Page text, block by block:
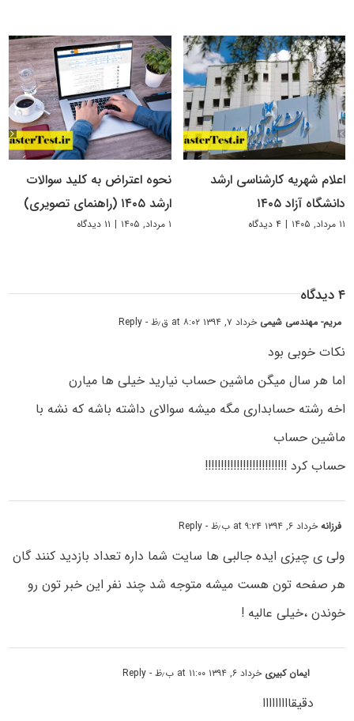
اعلام شهریه کارشناسی ارشد
دانشگاه آزاد ۱۴۰۵
۱۱ مرداد, ۱۴۰۵ | ۴ دیدگاه
نحوه اعتراض به کلید سوالات
ارشد ۱۴۰۵ (راهنمای تصویری)
۱ مرداد, ۱۴۰۵ | ۱۱ دیدگاه
۴ دیدگاه
مریم- مهندسی شیمی خرداد ۷, ۱۳۹۴ at ۸:۰۲ ق٫ظ - Reply
نکات خوبی بود
اما هر سال میگن ماشین حساب نیارید خیلی ها میارن
اخه رشته حسابداری مگه میشه سوالای داشته باشه که نشه با
ماشین حساب
حساب کرد !!!!!!!!!!!!!!!!!!!!!!!!!!
فرزانهخرداد ۶, ۱۳۹۴ at ۹:۲۴ ب٫ظ - Reply
ولی ی چیزی ایده جالبی ها سایت شما داره تعداد بازدید کنند گان
هر صفحه تون هست میشه متوجه شد چند نفر این خبر تون رو
خوندن ،خیلی عالیه !
ایمان کبیری خرداد ۶, ۱۳۹۴ at ۱۱:۰۰ ب٫ظ - Reply
دقیقااااااااا